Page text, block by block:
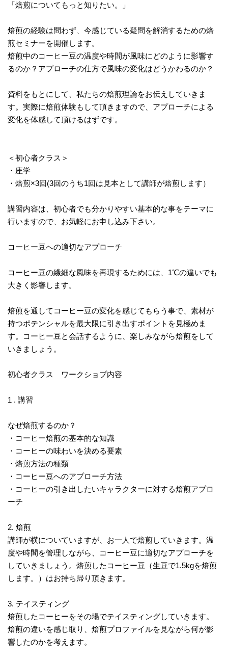
「焙煎についてもっと知りたい。」
焙煎の経験は問わず、今感じている疑問を解消するための焙
煎セミナーを開催します。
焙煎中のコーヒー豆の温度や時間が風味にどのように影響す
るのか？アプローチの仕方で風味の変化はどうかわるのか？
資料をもとにして、私たちの焙煎理論をお伝えしていきま
す。実際に焙煎体験もして頂きますので、アプローチによる
変化を体感して頂けるはずです。
＜初心者クラス＞
・座学
・焙煎×3回(3回のうち1回は見本として講師が焙煎します）
講習内容は、初心者でも分かりやすい基本的な事をテーマに
行いますので、お気軽にお申し込み下さい。
コーヒー豆への適切なアプローチ
コーヒー豆の繊細な風味を再現するためには、1℃の違いでも
大きく影響します。
焙煎を通してコーヒー豆の変化を感じてもらう事で、素材が
持つポテンシャルを最大限に引き出すポイントを見極めま
す。コーヒー豆と会話するように、楽しみながら焙煎をして
いきましょう。
初心者クラス ワークショプ内容
1 . 講習
なぜ焙煎するのか？
・コーヒー焙煎の基本的な知識
・コーヒーの味わいを決める要素
・焙煎方法の種類
・コーヒー豆へのアプローチ方法
・コーヒーの引き出したいキャラクターに対する焙煎アプロ
ーチ
2. 焙煎
講師が横についていますが、お一人で焙煎していきます。温
度や時間を管理しながら、コーヒー豆に適切なアプローチを
していきましょう。焙煎したコーヒー豆（生豆で1.5kgを焙煎
します。）はお持ち帰り頂きます。
3. テイスティング
焙煎したコーヒーをその場でテイスティングしていきます。
焙煎の違いを感じ取り、焙煎プロファイルを見ながら何が影
響したのかを考えます。